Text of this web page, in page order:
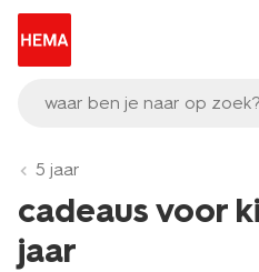
waar ben je naar op zoek?
5 jaar
cadeaus voor
jaar